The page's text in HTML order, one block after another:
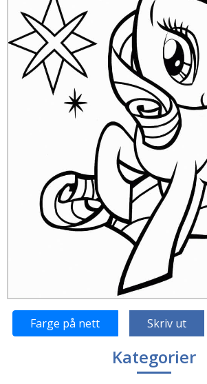
Farge på nett Skriv ut
Kategorier